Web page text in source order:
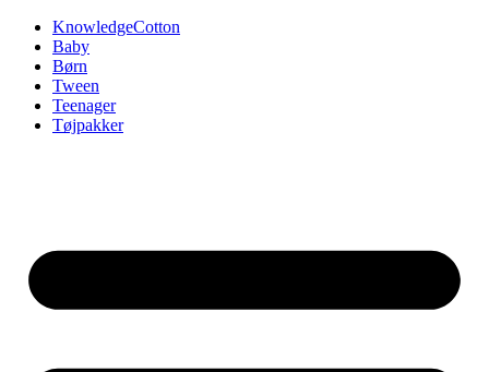
Videre
indhold
KnowledgeCotton
Baby
Børn
Tween
Teenager
Tøjpakker